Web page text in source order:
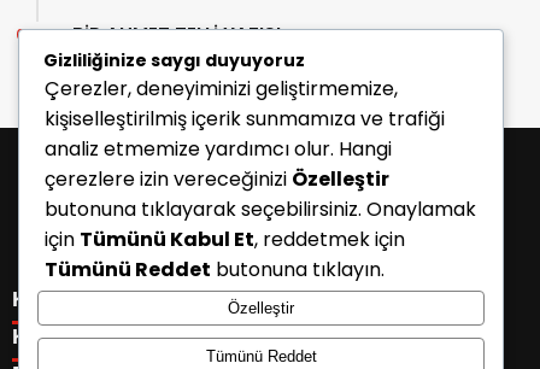
BİR AHMET TELLİ YAZISI
07:30
KATEGORİLER
Menü seçimi yapın. WP-ADMIN → Görünüm → Menüler
sayfasından menü eşleştirmesi yapınız.
KISAYOLLAR
Gizliliğinize saygı duyuyoruz
Çerezler, deneyiminizi geliştirmemize,
kişiselleştirilmiş içerik sunmamıza ve trafiği
analiz etmemize yardımcı olur. Hangi
çerezlere izin vereceğinizi Özelleştir
butonuna tıklayarak seçebilirsiniz. Onaylamak
için Tümünü Kabul Et, reddetmek için
Tümünü Reddet butonuna tıklayın.
Özelleştir
Tümünü Reddet